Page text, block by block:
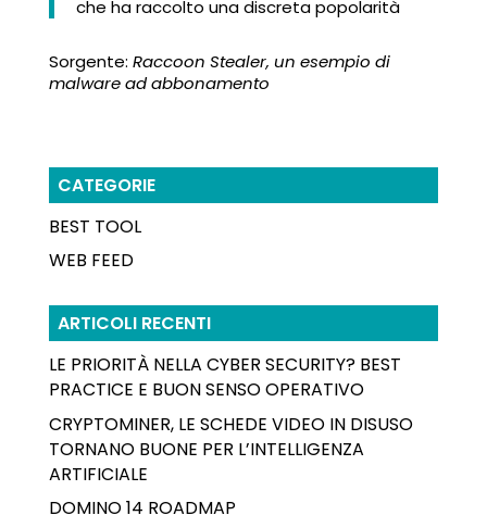
che ha raccolto una discreta popolarità
Sorgente: Raccoon Stealer, un esempio di
malware ad abbonamento
CATEGORIE
BEST TOOL
WEB FEED
ARTICOLI RECENTI
LE PRIORITÀ NELLA CYBER SECURITY? BEST
PRACTICE E BUON SENSO OPERATIVO
CRYPTOMINER, LE SCHEDE VIDEO IN DISUSO
TORNANO BUONE PER L’INTELLIGENZA
ARTIFICIALE
DOMINO 14 ROADMAP